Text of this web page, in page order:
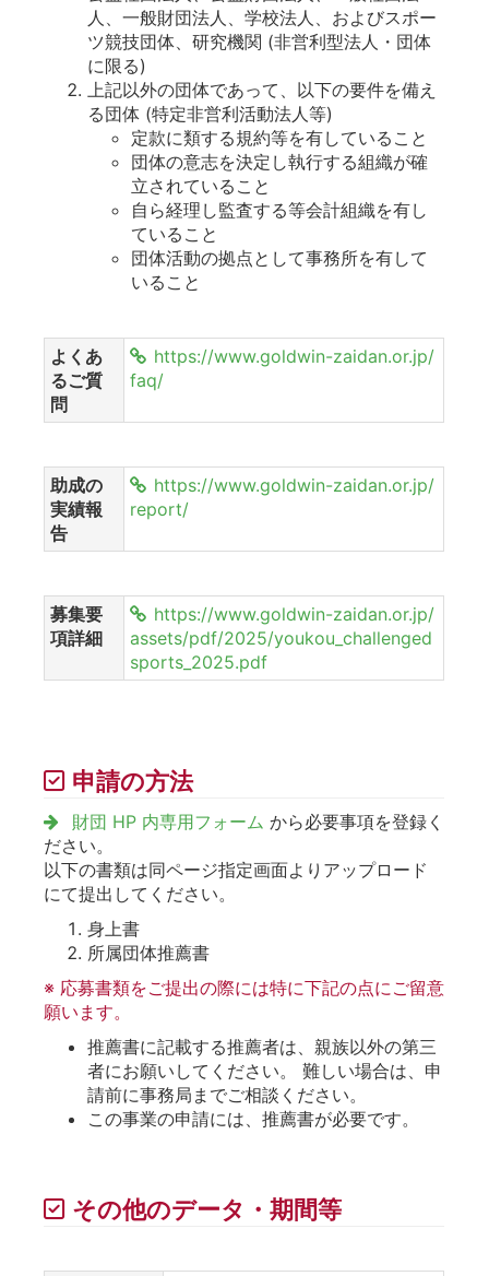
人、一般財団法人、学校法人、およびスポー
ツ競技団体、研究機関 (非営利型法人・団体
に限る)
上記以外の団体であって、以下の要件を備え
る団体 (特定非営利活動法人等)
定款に類する規約等を有していること
団体の意志を決定し執行する組織が確
立されていること
自ら経理し監査する等会計組織を有し
ていること
団体活動の拠点として事務所を有して
いること
よくあ
るご質
問
https://www.goldwin-zaidan.or.jp/
faq/
助成の
実績報
告
https://www.goldwin-zaidan.or.jp/
report/
募集要
項詳細
https://www.goldwin-zaidan.or.jp/
assets/pdf/2025/youkou_challenged
sports_2025.pdf
申請の方法
財団 HP 内専用フォーム から必要事項を登録く
ださい。
以下の書類は同ページ指定画面よりアップロード
にて提出してください。
身上書
所属団体推薦書
※ 応募書類をご提出の際には特に下記の点にご留意
願います。
推薦書に記載する推薦者は、親族以外の第三
者にお願いしてください。 難しい場合は、申
請前に事務局までご相談ください。
この事業の申請には、推薦書が必要です。
その他のデータ・期間等